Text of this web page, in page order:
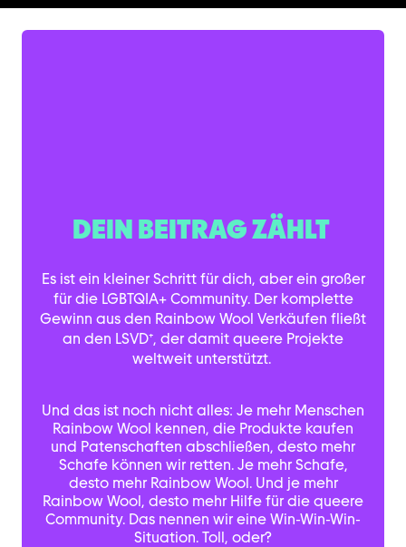
DEIN BEITRAG ZÄHLT
Es ist ein kleiner Schritt für dich, aber ein großer
für die LGBTQIA+ Community. Der komplette
Gewinn aus den Rainbow Wool Verkäufen fließt
an den LSVD⁺, der damit queere Projekte
weltweit unterstützt.
Und das ist noch nicht alles: Je mehr Menschen
Rainbow Wool kennen, die Produkte kaufen
und Patenschaften abschließen, desto mehr
Schafe können wir retten. Je mehr Schafe,
desto mehr Rainbow Wool. Und je mehr
Rainbow Wool, desto mehr Hilfe für die queere
Community. Das nennen wir eine Win-Win-Win-
Situation. Toll, oder?